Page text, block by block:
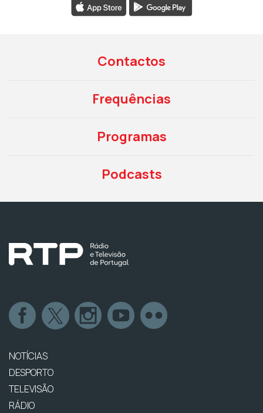
Contactos
Frequências
Programas
Podcasts
NOTÍCIAS
DESPORTO
TELEVISÃO
RÁDIO